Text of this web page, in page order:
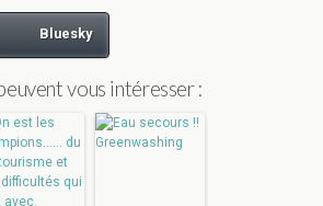
Bluesky
vous intéresser :